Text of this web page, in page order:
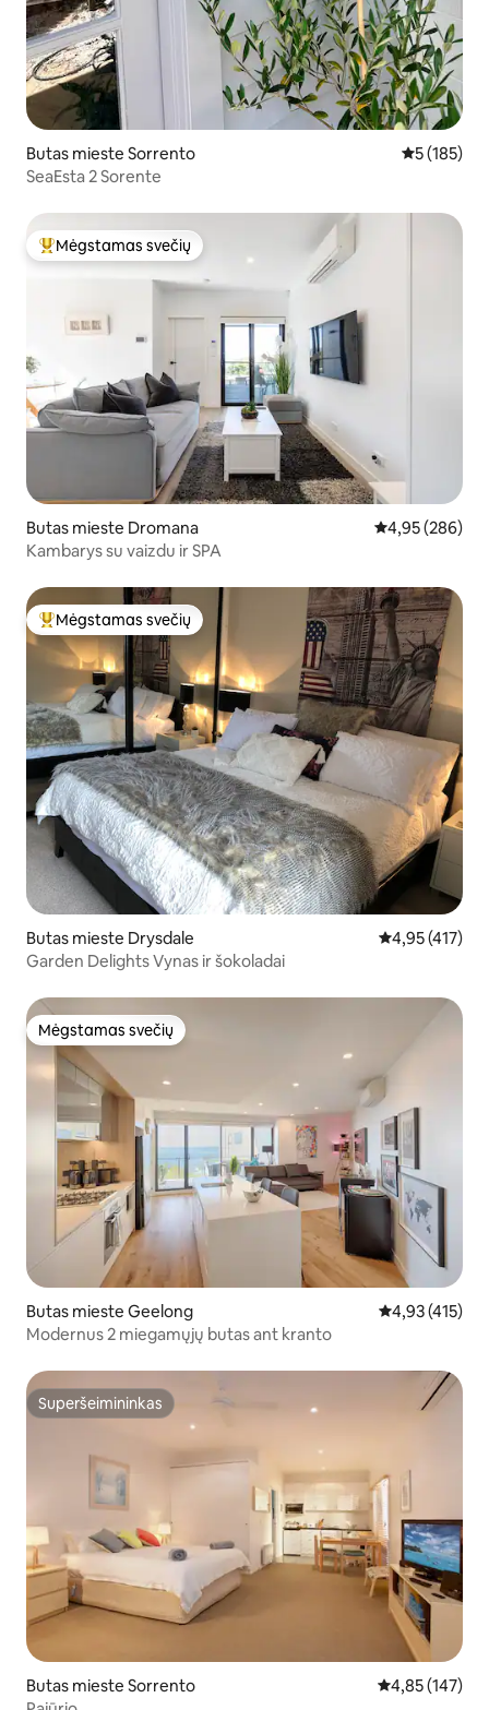
Butas mieste Sorrento Vidutinis
5 (185)
SeaEsta 2 Sorente
Svečių mėgstamiausias
Mėgstamas svečių
Butas mieste Dromana Vidutinis
4,95 (286)
Kambarys su vaizdu ir SPA
Svečių mėgstamiausias
Mėgstamas svečių
Butas mieste Drysdale Vidutinis
4,95 (417)
Garden Delights Vynas ir šokoladai
Mėgstamas svečių
Mėgstamas svečių
Butas mieste Geelong Vidutinis
4,93 (415)
Modernus 2 miegamųjų butas ant kranto
Superšeimininkas
Superšeimininkas
Butas mieste Sorrento Vidutinis
4,85 (147)